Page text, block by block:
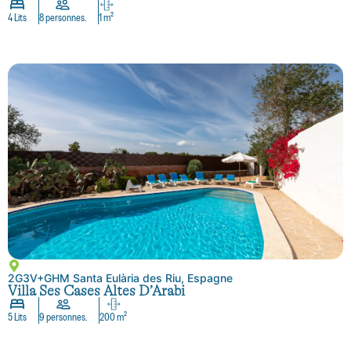
4 Lits 8 personnes. 1 m²
2G3V+GHM Santa Eulària des Riu, Espagne
Villa Ses Cases Altes D’Arabi
5 Lits 9 personnes. 200 m²